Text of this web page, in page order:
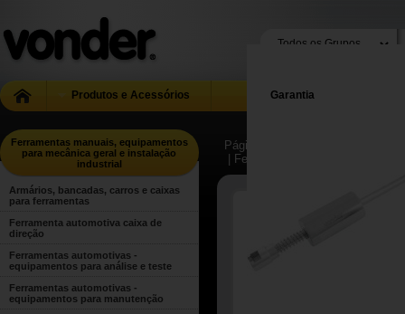
Produtos e Acessórios Garantia
Ferramentas manuais, equipamentos
para mecânica geral e instalação
industrial
Armários, bancadas, carros e caixas
para ferramentas
Ferramenta automotiva caixa de
direção
Ferramentas automotivas -
equipamentos para análise e teste
Ferramentas automotivas -
equipamentos para manutenção
Página Inicial
| Ferramentas automotivas -